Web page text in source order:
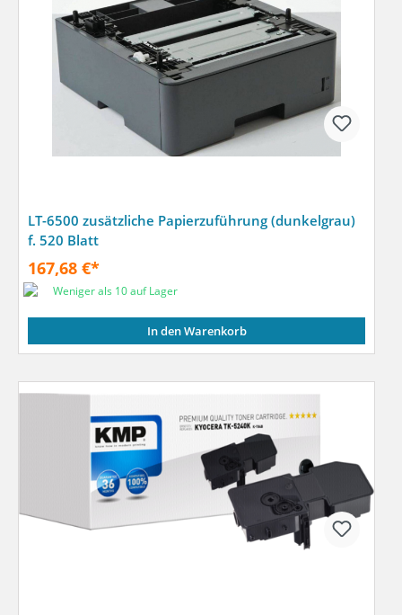
LT-6500 zusätzliche Papierzuführung (dunkelgrau)
f. 520 Blatt
167,68 €*
Weniger als 10 auf Lager
In den Warenkorb